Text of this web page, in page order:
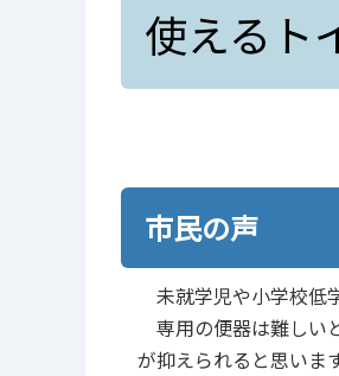
使えるト
市民の声
未就学児や小学校低
専用の便器は難しい
が抑えられると思いま